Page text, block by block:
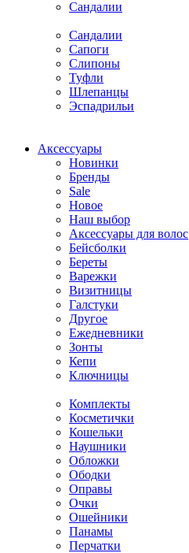
Сандалии
Сандалии
Сапоги
Слипоны
Туфли
Шлепанцы
Эспадрильи
Аксессуары
Новинки
Бренды
Sale
Новое
Наш выбор
Аксессуары для волос
Бейсболки
Береты
Варежки
Визитницы
Галстуки
Другое
Ежедневники
Зонты
Кепи
Ключницы
Комплекты
Косметички
Кошельки
Наушники
Обложки
Ободки
Оправы
Очки
Ошейники
Панамы
Перчатки